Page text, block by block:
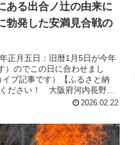
ある出合ノ辻の由来に
勃発した安満見合戦の
正月五日：旧暦1月5日が今年
）のでこの日に合わせまし
ブ記事です）【ふるさと納
ださい！ 大阪府河内長野
2026.02.22